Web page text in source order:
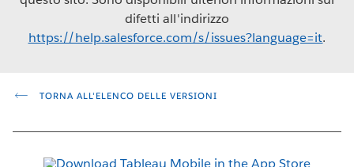
difetti all'indirizzo
https://help.salesforce.com/s/issues?language=it.
TORNA ALL'ELENCO DELLE VERSIONI